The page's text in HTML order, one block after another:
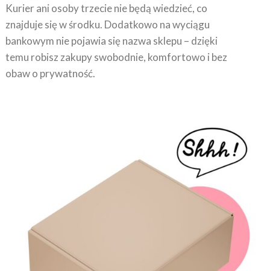
znajduje się w środku. Dodatkowo na wyciągu
bankowym nie pojawia się nazwa sklepu – dzięki
temu robisz zakupy swobodnie, komfortowo i bez
obaw o prywatność.